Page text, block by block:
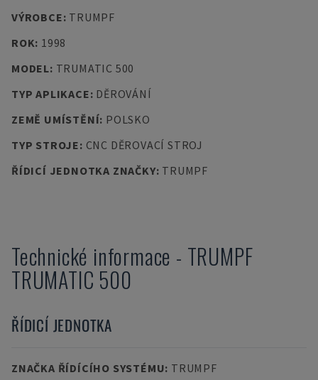
VÝROBCE: TRUMPF
ROK: 1998
MODEL: TRUMATIC 500
TYP APLIKACE: DĚROVÁNÍ
ZEMĚ UMÍSTĚNÍ: POLSKO
TYP STROJE: CNC DĚROVACÍ STROJ
ŘÍDICÍ JEDNOTKA ZNAČKY: TRUMPF
Technické informace - TRUMPF
TRUMATIC 500
ŘÍDICÍ JEDNOTKA
ZNAČKA ŘÍDÍCÍHO SYSTÉMU: TRUMPF